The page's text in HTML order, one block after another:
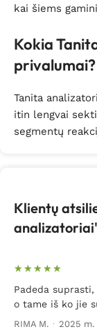
kai šiems
Kokia
privalumai?
Tanita
itin lengvai
segmentų
Klientų
Padeda
o tame iš ko jie
RIMA M. · 2025 m.